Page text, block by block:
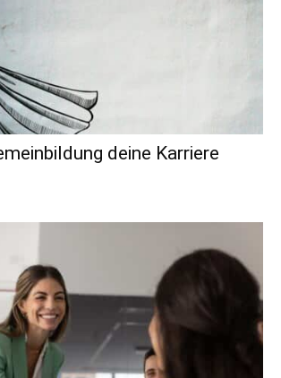
deine Karriere